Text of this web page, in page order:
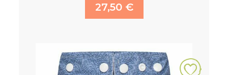
27,50 €